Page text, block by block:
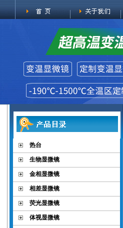
热台
生物显微镜
金相显微镜
相差显微镜
荧光显微镜
体视显微镜